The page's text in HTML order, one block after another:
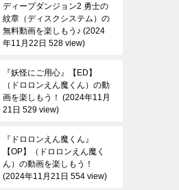
ディープダンジョン2 勇士の
紋章（ディスクシステム）の
無料動画を楽しもう♪ 2024
年11月22日 528 view
『妖怪にご用心』【ED】
（ドロロンえん魔くん）の動
画を楽しもう！
2024年11月
21日 529 view
『ドロロンえん魔くん』
【OP】（ドロロンえん魔く
ん）の動画を楽しもう！
2024年11月21日 554 view